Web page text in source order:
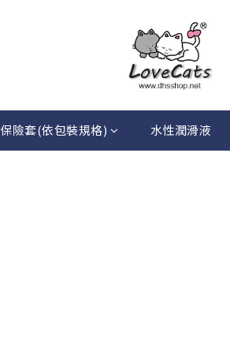
保險套(依包裝規格) 水性潤滑液